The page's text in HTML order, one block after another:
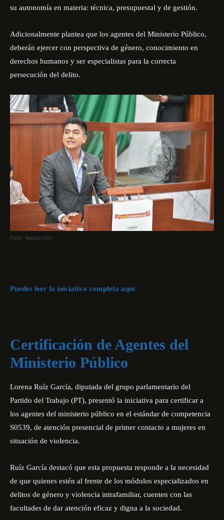
su autonomía en materia: técnica, presupuestal y de gestión.
Adicionalmente plantea que los agentes del Ministerio Público,
deberán ejercer con perspectiva de género, conocimiento en
derechos humanos y ser especialistas para la correcta
persecución del delito.
Foto: Redacción
Puedes leer la iniciativa completa aquí
Certificación de Agentes del
Ministerio Público
Lorena Ruíz García, diputada del grupo parlamentario del
Partido del Trabajo (PT), presentó la iniciativa para certificar a
los agentes del ministerio público en el estándar de competencia
S0539, de atención presencial de primer contacto a mujeres en
situación de violencia.
Ruíz García destacó que esta propuesta responde a la necesidad
de que quienes estén al frente de los módulos especializados en
delitos de género y violencia intrafamiliar, cuenten con las
facultades de dar atención eficaz y digna a la sociedad.